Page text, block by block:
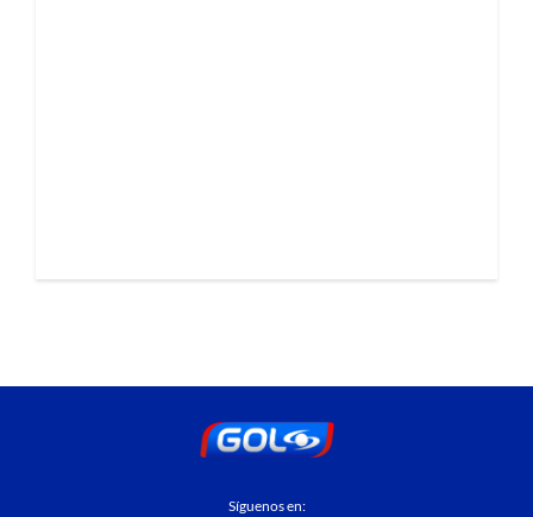
Síguenos en: